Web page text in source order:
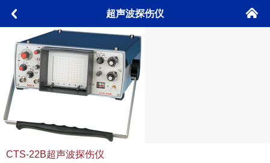
󰅮 超声波探伤仪 󰄫
CTS-22B超声波探伤仪